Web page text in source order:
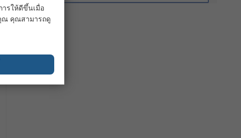
รให้ดีขึ้นเมื่อ
ณ คุณสามารถดู